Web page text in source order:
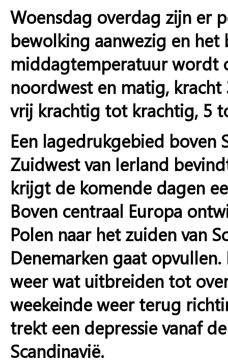
Woensdag overdag zijn er
bewolking aanwezig en
middagtemperatuur wordt
noordwest en matig,
vrij krachtig tot krachtig, 5
Een lagedrukgebied boven
Zuidwest van Ierland
krijgt de komende dagen
Boven centraal Europa
Polen naar het zuiden van
Denemarken gaat
weer wat uitbreiden tot
weekeinde weer terug
trekt een depressie vanaf
Scandinavië.